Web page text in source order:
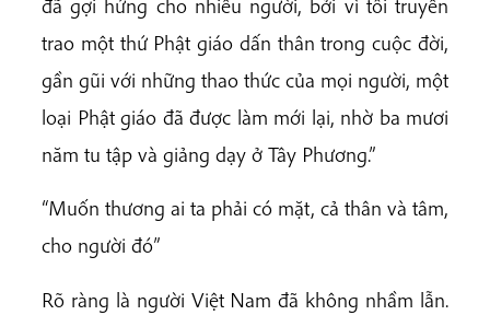
đã gợi hứng cho nhiều người, bởi vì tôi truyền
trao một thứ Phật giáo dấn thân trong cuộc đời,
gần gũi với những thao thức của mọi người, một
loại Phật giáo đã được làm mới lại, nhờ ba mươi
năm tu tập và giảng dạy ở Tây Phương.”
“Muốn thương ai ta phải có mặt, cả thân và tâm,
cho người đó”
Rõ ràng là người Việt Nam đã không nhầm lẫn.